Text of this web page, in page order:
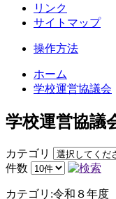
リンク
サイトマップ
操作方法
ホーム
学校運営協議会
学校運営協議
カテゴリ
件数
カテゴリ:令和８年度